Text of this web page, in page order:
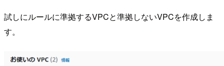
試しにルールに準拠するVPCと準拠しないVPCを作成しま
す。